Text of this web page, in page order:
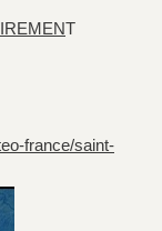
T
france/saint-